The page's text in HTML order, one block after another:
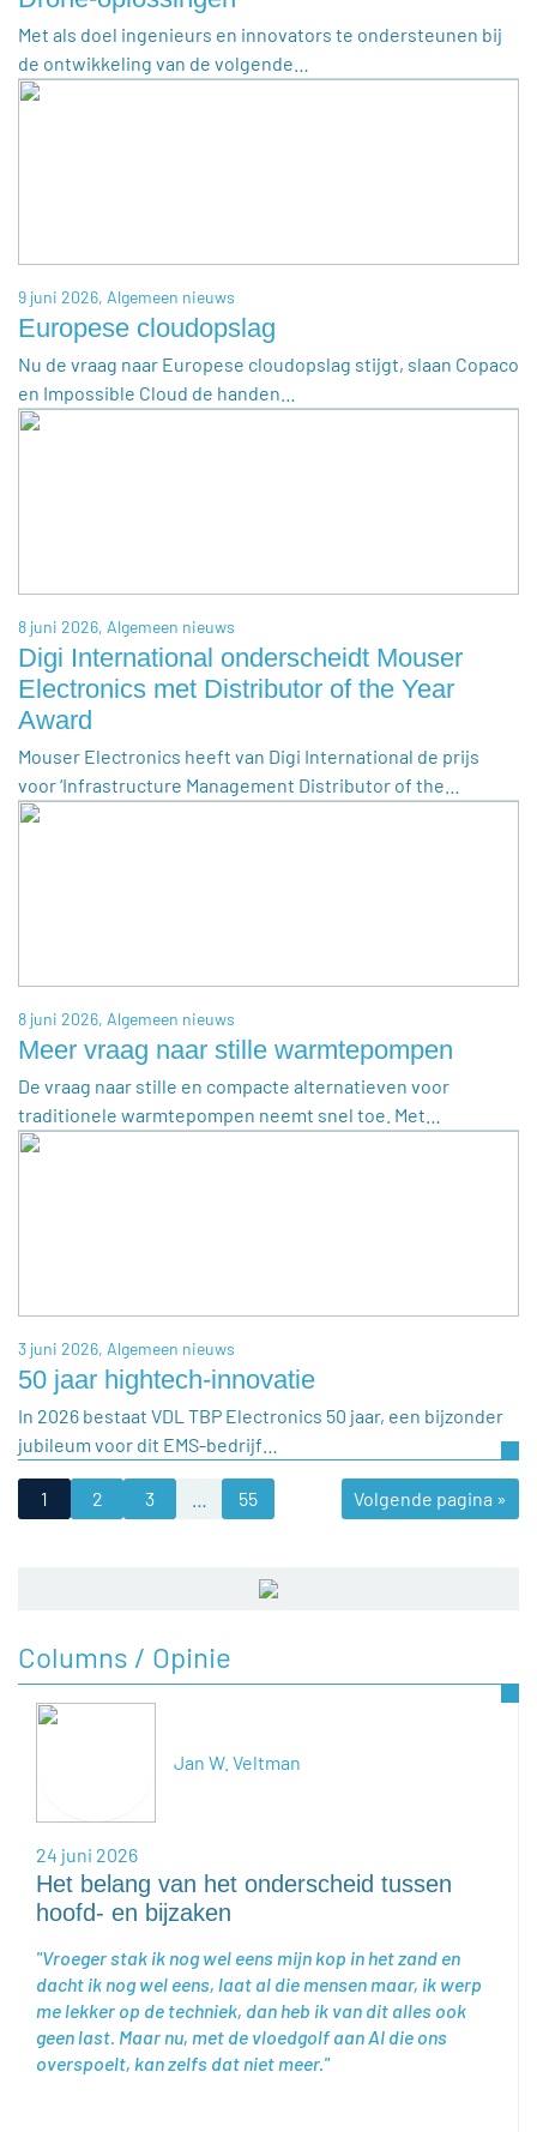
Met als doel ingenieurs en innovators te ondersteunen bij
de ontwikkeling van de volgende…
9 juni 2026, Algemeen nieuws
Europese cloudopslag
Nu de vraag naar Europese cloudopslag stijgt, slaan Copaco
en Impossible Cloud de handen…
8 juni 2026, Algemeen nieuws
Digi International onderscheidt Mouser
Electronics met Distributor of the Year
Award
Mouser Electronics heeft van Digi International de prijs
voor ‘Infrastructure Management Distributor of the…
8 juni 2026, Algemeen nieuws
Meer vraag naar stille warmtepompen
De vraag naar stille en compacte alternatieven voor
traditionele warmtepompen neemt snel toe. Met…
3 juni 2026, Algemeen nieuws
50 jaar hightech-innovatie
In 2026 bestaat VDL TBP Electronics 50 jaar, een bijzonder
jubileum voor dit EMS-bedrijf…
1 2 3 55 Volgende pagina »
Columns / Opinie
Jan W. Veltman
24 juni 2026
Het belang van het onderscheid tussen
hoofd- en bijzaken
Vroeger stak ik nog wel eens mijn kop in het zand en
dacht ik nog wel eens, laat al die mensen maar, ik werp
me lekker op de techniek, dan heb ik van dit alles ook
geen last. Maar nu, met de vloedgolf aan AI die ons
overspoelt, kan zelfs dat niet meer.